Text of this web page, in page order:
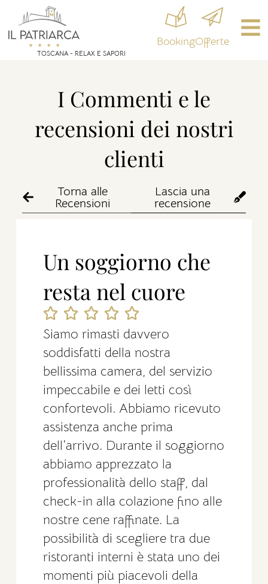
TOSCANA - RELAX E SAPORI
BookingOfferte
I Commenti e le
recensioni dei nostri
clienti
Torna alle
Recensioni
Lascia una
recensione
Un soggiorno che
resta nel cuore
Siamo rimasti davvero
soddisfatti della nostra
bellissima camera, del servizio
impeccabile e dei letti così
confortevoli. Abbiamo ricevuto
assistenza anche prima
dell’arrivo. Durante il soggiorno
abbiamo apprezzato la
professionalità dello staff, dal
check-in alla colazione fino alle
nostre cene raffinate. La
possibilità di scegliere tra due
ristoranti interni è stata uno dei
momenti più piacevoli della